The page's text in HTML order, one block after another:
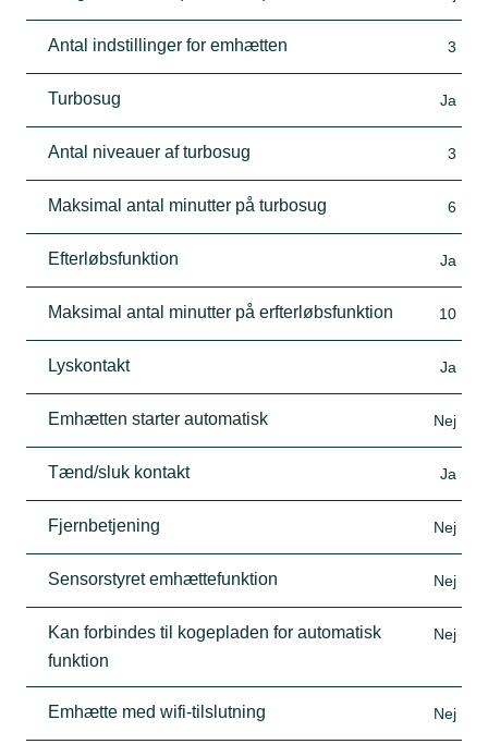
Antal indstillinger for emhætten 3
Turbosug Ja
Antal niveauer af turbosug 3
Maksimal antal minutter på turbosug 6
Efterløbsfunktion Ja
Maksimal antal minutter på erfterløbsfunktion 10
Lyskontakt Ja
Emhætten starter automatisk Nej
Tænd/sluk kontakt Ja
Fjernbetjening Nej
Sensorstyret emhættefunktion Nej
Kan forbindes til kogepladen for automatisk
funktion
Nej
Emhætte med wifi-tilslutning Nej